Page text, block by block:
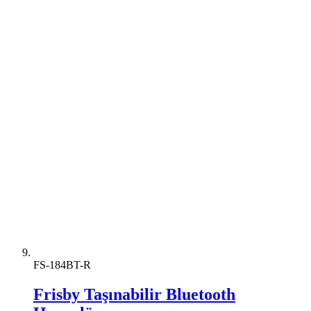
FS-184BT-R
Frisby Taşınabilir Bluetooth